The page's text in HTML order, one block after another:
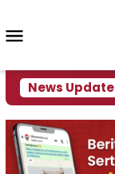
konten
News Update
Krisi Air